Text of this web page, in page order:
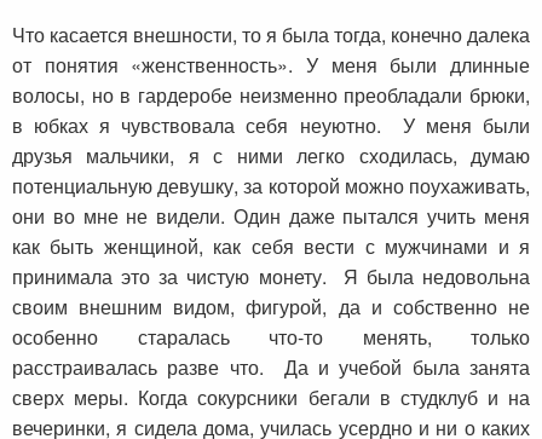
Что касается внешности, то я была тогда, конечно далека
от понятия «женственность». У меня были длинные
волосы, но в гардеробе неизменно преобладали брюки,
в юбках я чувствовала себя неуютно. У меня были
друзья мальчики, я с ними легко сходилась, думаю
потенциальную девушку, за которой можно поухаживать,
они во мне не видели. Один даже пытался учить меня
как быть женщиной, как себя вести с мужчинами и я
принимала это за чистую монету. Я была недовольна
своим внешним видом, фигурой, да и собственно не
особенно старалась что-то менять, только
расстраивалась разве что. Да и учебой была занята
сверх меры. Когда сокурсники бегали в студклуб и на
вечеринки, я сидела дома, училась усердно и ни о каких